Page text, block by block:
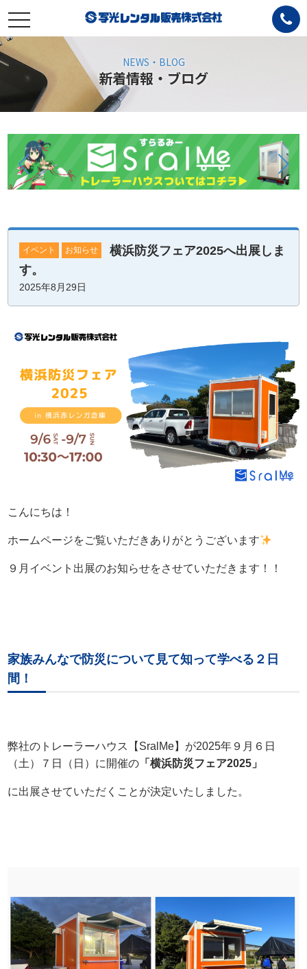
toggle
navigation
NEWS・BLOG
新着情報・ブログ
イベント お知らせ
横浜防災フェア2025へ出展しま
す。
2025年8月29日
こんにちは！
ホームページをご覧いただきありがとうございます
９月イベント出展のお知らせをさせていただきます！！
家族みんなで防災について見て知って学べる２日
間！
弊社のトレーラーハウス【SralMe】が2025年９月６日
（土）７日（日）に開催の 「横浜防災フェア2025」
に出展させていただくことが決定いたしました。